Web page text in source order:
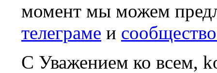
момент мы можем
телеграме и
С Уважением ко всем,